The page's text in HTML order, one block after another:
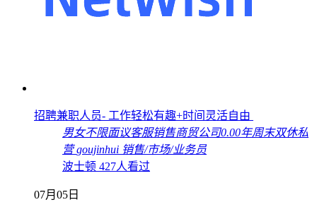
招聘兼职人员- 工作轻松有趣+时间灵活自由
男女不限面议客服销售商贸公司0.00年周末双休私
营 goujinhui 销售/市场/业务员
波士顿 427人看过
07月05日